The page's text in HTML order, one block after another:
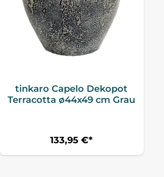
tinkaro Capelo Dekopot
Terracotta ø44x49 cm Grau
133,95 €*